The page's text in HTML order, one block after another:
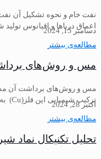
نفت خام و نحوه تشکیل آن
اعماق دریاها و اقیانوس
مطالعه‌ی بیشتر
دسامبر 15, 2024
مس و روش‌های
مس و روش‌های برداشت آن مس
ترکیب شیمیایی این فلز(Cu) به صورت طبیعی در سنگ‌های معدنی یافت
مطالعه‌ی بیشتر
اکتبر 28, 2024
تحلیل تکنیکال نماد